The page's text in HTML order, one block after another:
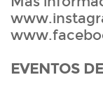
EVENTOS